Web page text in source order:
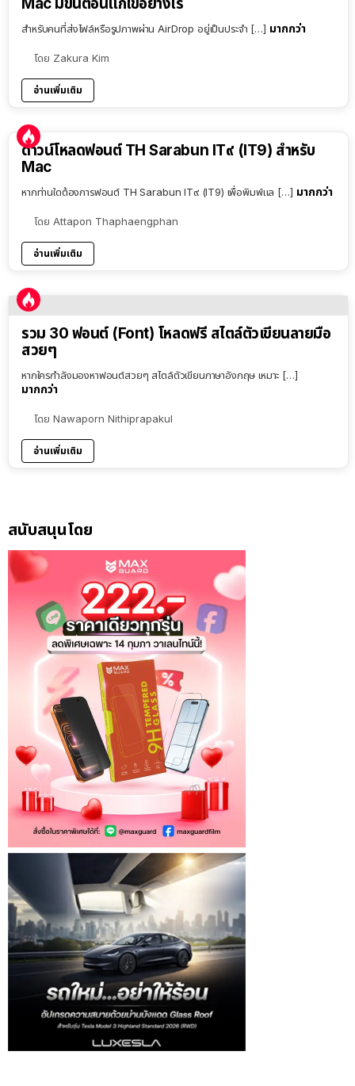
สำหรับคนที่ส่งไฟล์หรือรูปภาพผ่าน AirDrop อยู่เป็นประจำ […] มากกว่า
โดย Zakura Kim
อ่านเพิ่มเติม
ดาวน์โหลดฟอนต์ TH Sarabun IT๙ (IT9) สำหรับ
Mac
หากท่านใดต้องการฟอนต์ TH Sarabun IT๙ (IT9) เพื่อพิมพ์แล […] มากกว่า
โดย Attapon Thaphaengphan
อ่านเพิ่มเติม
รวม 30 ฟอนต์ (Font) โหลดฟรี สไตล์ตัวเขียนลายมือ
สวยๆ
หากใครกำลังมองหาฟอนต์สวยๆ สไตล์ตัวเขียนภาษาอังกฤษ เหมาะ […]
มากกว่า
โดย Nawaporn Nithiprapakul
อ่านเพิ่มเติม
สนับสนุนโดย